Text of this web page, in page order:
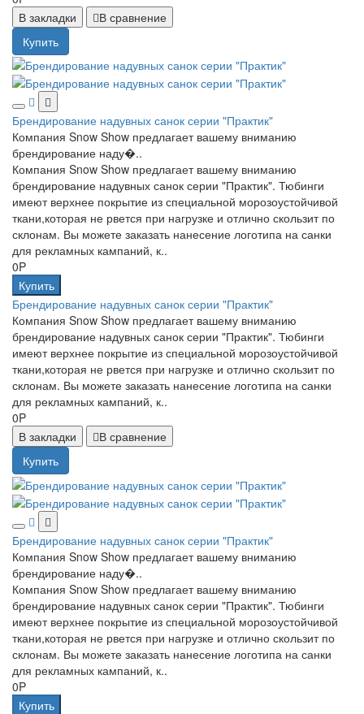
В закладки
В сравнение
Купить
Брендирование надувных санок серии "Практик"
Компания Snow Show предлагает вашему вниманию
брендирование наду�..
Компания Snow Show предлагает вашему вниманию
брендирование надувных санок серии "Практик". Тюбинги
имеют верхнее покрытие из специальной морозоустойчивой
ткани,которая не рвется при нагрузке и отлично скользит по
склонам. Вы можете заказать нанесение логотипа на санки
для рекламных кампаний, к..
0P
Купить
Брендирование надувных санок серии "Практик"
Компания Snow Show предлагает вашему вниманию
брендирование надувных санок серии "Практик". Тюбинги
имеют верхнее покрытие из специальной морозоустойчивой
ткани,которая не рвется при нагрузке и отлично скользит по
склонам. Вы можете заказать нанесение логотипа на санки
для рекламных кампаний, к..
0P
В закладки
В сравнение
Купить
Брендирование надувных санок серии "Практик"
Компания Snow Show предлагает вашему вниманию
брендирование наду�..
Компания Snow Show предлагает вашему вниманию
брендирование надувных санок серии "Практик". Тюбинги
имеют верхнее покрытие из специальной морозоустойчивой
ткани,которая не рвется при нагрузке и отлично скользит по
склонам. Вы можете заказать нанесение логотипа на санки
для рекламных кампаний, к..
0P
Купить